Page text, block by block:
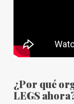
¿Por qué
LEGS